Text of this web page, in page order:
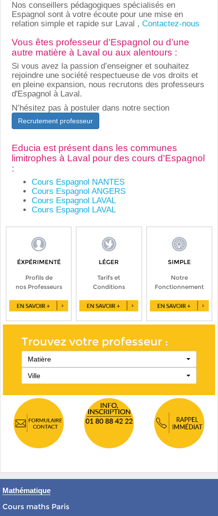
Nos conseillers pédagogiques spécialisés en
Espagnol sont à votre écoute pour une mise en
relation simple et rapide sur Laval , Contactez-nous
Vous êtes professeur d'Espagnol ou d’une
autre matière à Laval ou aux alentours :
Si vous avez la passion d’enseigner et souhaitez
rejoindre une société respectueuse de vos droits et
en pleine expansion, nous recrutons des professeurs
d'Espagnol à Laval.
N’hésitez pas à postuler dans notre section
Recrutement professeur
Educia est présent dans les communes
limitrophes à Laval pour des cours d'Espagnol
:
Cours Espagnol NANTES
Cours Espagnol ANGERS
Cours Espagnol LAVAL
Cours Espagnol LAVAL
ÉXPÉRIMENTÉ
Profils de
nos Professeurs
LÉGER
Tarifs et
Conditions
SIMPLE
Notre
Fonctionnement
Trouvez votre professeur :
Matière
Ville
Mathématique
Cours maths Paris